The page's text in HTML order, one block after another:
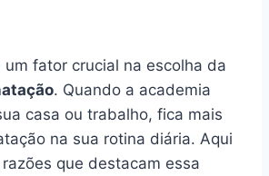
um fator crucial na escolha da
. Quando a academia
casa ou trabalho, fica mais
na sua rotina diária. Aqui
que destacam essa